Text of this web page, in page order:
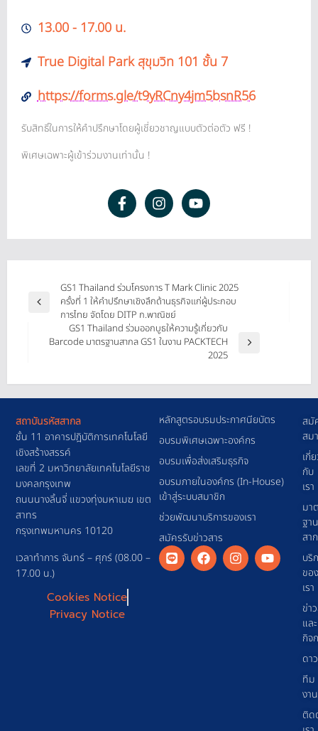
13.00 - 17.00 น.
True Digital Park สุขุมวิท 101 ชั้น 7
https://forms.gle/t9yRCny4jm5bsnR56
รับสิทธิ์ในการให้คำปรึกษาโดยผู้เชี่ยวชาญแบบตัวต่อตัว ฟรี !
พิเศษเฉพาะผู้เข้าร่วมงานเท่านั้น !
GS1 Thailand ร่วมโครงการ T Mark Clinic 2025
ครั้งที่ 1 ให้คำปรึกษาเชิงลึกด้านธุรกิจแก่ผู้ประกอบ
การไทย จัดโดย DITP ก.พาณิชย์
GS1 Thailand ร่วมออกบูธให้ความรู้เกี่ยวกับ
Barcode มาตรฐานสากล GS1 ในงาน PACKTECH
2025
สมั
สม
เกี่
กับ
เรา
มา
ฐาน
สา
บริ
ของ
เรา
ข่า
และ
กิจ
ดา
ทีม
งาน
ติด
หลักสูตรอบรมประกาศนียบัตร
อบรมพิเศษเฉพาะองค์กร
อบรมเพื่อส่งเสริมธุรกิจ
อบรมภายในองค์กร (In-House)
เข้าสู่ระบบสมาชิก
ช่วยพัฒนาบริการของเรา
สมัครรับข่าวสาร
สถาบันรหัสสากล
ชั้น 11 อาคารปฎิบัติการเทคโนโลยี
เชิงสร้างสรรค์
เลขที่ 2 มหาวิทยาลัยเทคโนโลยีราช
มงคลกรุงเทพ
ถนนนางลิ้นจี่ แขวงทุ่งมหาเมฆ เขต
สาทร
กรุงเทพมหานคร 10120
เวลาทำการ จันทร์ – ศุกร์ (08.00 –
17.00 น.)
Cookies Notice
Privacy Notice